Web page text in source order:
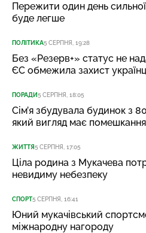
Пережити один день
буде легше
ПОЛІТИКА5 СЕРПНЯ, 19:28
Без «Резерв+» статус не
ЄС обмежила захист
ПОРАДИ5 СЕРПНЯ, 18:05
Сім’я збудувала будинок з
який вигляд має помешкання
ЖИТТЯ5 СЕРПНЯ, 17:05
Ціла родина з Мукачева
невидиму небезпеку
СПОРТ5 СЕРПНЯ, 16:41
Юний мукачівський
міжнародну нагороду